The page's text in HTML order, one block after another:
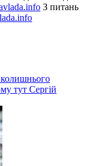
З питань
тут Сергій